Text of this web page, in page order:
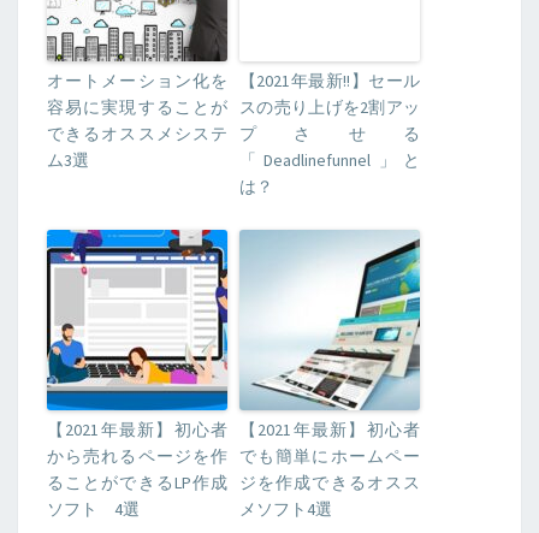
オートメーション化を
容易に実現することが
できるオススメシステ
ム3選
【2021年最新!!】セール
スの売り上げを2割アッ
プさせる
「Deadlinefunnel」と
は？
【2021年最新】初心者
から売れるページを作
ることができるLP作成
ソフト 4選
【2021年最新】初心者
でも簡単にホームペー
ジを作成できるオスス
メソフト4選